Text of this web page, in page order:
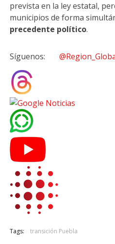
prevista en la ley estatal,
municipios de forma
precedente político.
Síguenos:
Tags: transición Puebla